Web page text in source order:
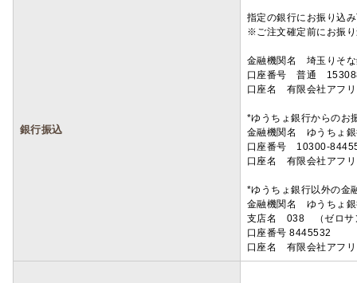
銀行振込
指定の銀行にお振り込
※ご注文確定前にお振
金融機関名 埼玉りそ
口座番号 普通
口座名 有限会社アフ
*ゆうちょ銀行からのお
金融機関名 ゆうちょ
口座番号 10300-
口座名 有限会社アフ
*ゆうちょ銀行以外の金
金融機関名 ゆうちょ
支店名 038 （ゼロサ
口座番号 8445532
口座名 有限会社アフ